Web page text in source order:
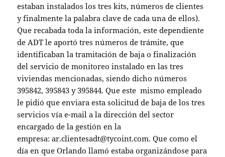
estaban instalados los tres kits, números de clientes
y finalmente la palabra clave de cada una de ellos).
Que recabada toda la información, este dependiente
de ADT le aportó tres números de trámite, que
identificaban la tramitación de baja o finalización
del servicio de monitoreo instalado en las tres
viviendas mencionadas, siendo dicho números
395842, 395843 y 395844. Que este mismo empleado
le pidió que enviara esta solicitud de baja de los tres
servicios vía e-mail a la dirección del sector
encargado de la gestión en la
empresa: ar.clientesadt@tycoint.com. Que como el
día en que Orlando llamó estaba organizándose para